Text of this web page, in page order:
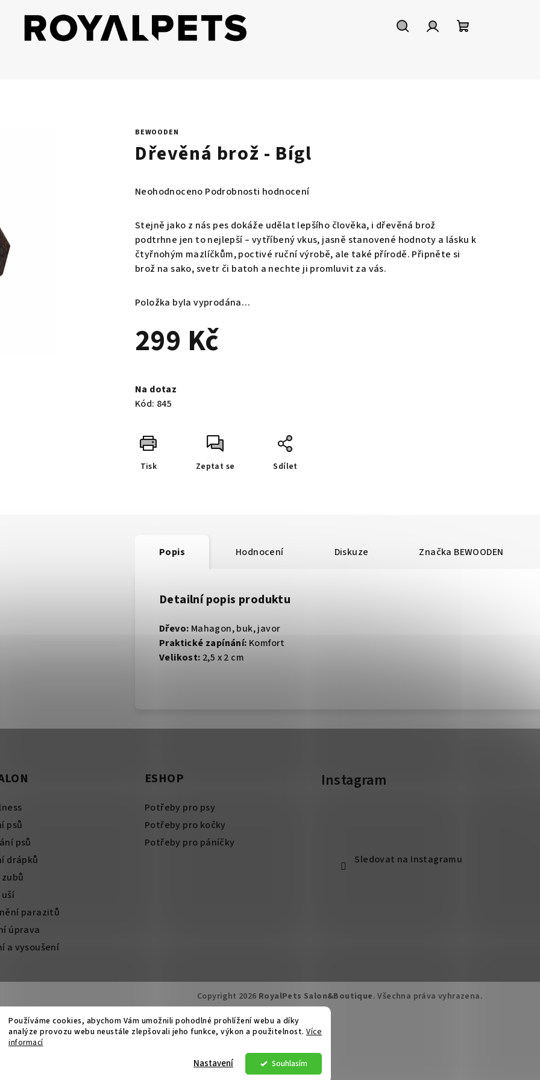
Používáme cookies, abychom Vám umožnili pohodlné prohlížení webu a díky
analýze provozu webu neustále zlepšovali jeho funkce, výkon a použitelnost. Více
informací
Souhlasím
Nastavení
BEWOODEN
Dřevěná brož - Bígl
Průměrné
produktu
0,0
z
Neohodnoceno Podrobnosti hodnocení
Stejně jako z nás pes dokáže udělat lepšího člověka, i dřevěná brož
podtrhne jen to nejlepší – vytříbený vkus, jasně stanovené hodnoty a lásku k
čtyřnohým mazlíčkům, poctivé ruční výrobě, ale také přírodě. Připněte si
brož na sako, svetr či batoh a nechte ji promluvit za vás.
Položka byla vyprodána…
299 Kč
cena:
Na dotaz
Kód: 845
Tisk Zeptat se Sdílet
Popis Hodnocení Diskuze Značka BEWOODEN
Detailní popis produktu
Dřevo: Mahagon, buk, javor
Praktické zapínání: Komfort
Velikost: 2,5 x 2 cm
psů
psů
drápků
parazitů
úprava
a vysoušení
ESHOP
Potřeby pro psy
Potřeby pro kočky
Potřeby pro páníčky
Instagram
Sledovat na Instagramu
Copyright 2026 RoyalPets Salon&Boutique. Všechna práva vyhrazena.